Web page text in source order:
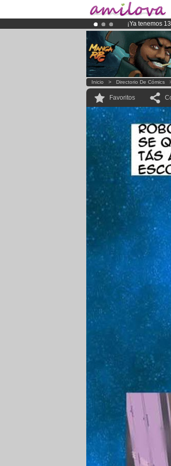
¡Ya tenemos
¡Conviertete
El Kickstarter
Inicio > Directorio De Cómics
Favoritos